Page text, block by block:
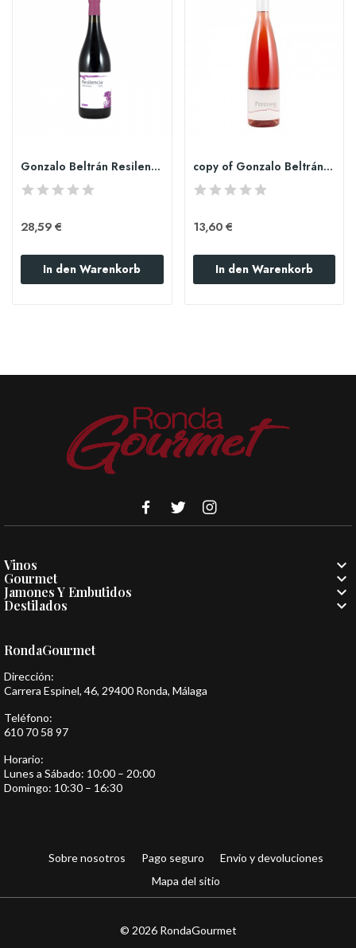
Gonzalo Beltrán Resilencia Tinto Petit Verdot
28,59 €
In den Warenkorb
copy of Gonzalo Beltrán Perezoso
13,60 €
In den Warenkorb
Vinos 
Gourmet 
Jamones Y Embutidos 
Destilados 
RondaGourmet
Dirección:
Carrera Espinel, 46, 29400 Ronda, Málaga
Teléfono:
610 70 58 97
Horario:
Lunes a Sábado: 10:00 – 20:00
Domingo: 10:30 – 16:30
Sobre nosotros Pago seguro
Envio y devoluciones
Mapa del sitio
© 2026 RondaGourmet